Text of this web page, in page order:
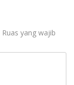
Ruas yang wajib